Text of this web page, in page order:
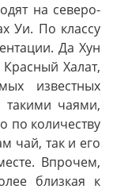
на северо-
Уи. По классу
Да Хун
Халат,
известных
такими чаями,
по количеству
чай, так и его
Впрочем,
близкая к